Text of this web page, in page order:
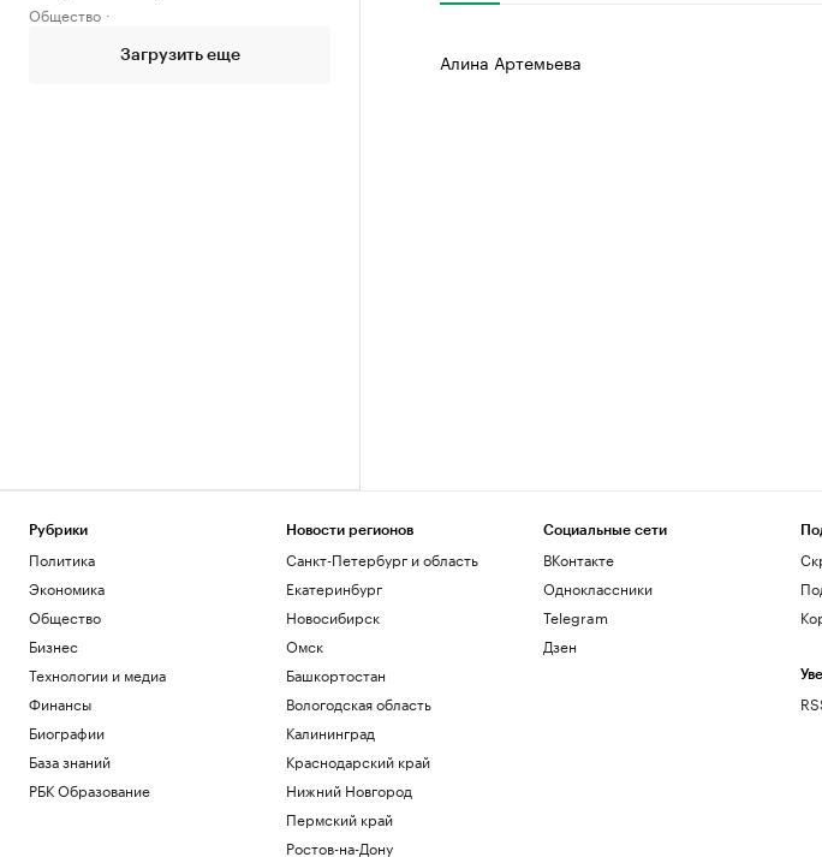
Общество
Загрузить еще Алина Артемьева
Рубрики
Политика
Экономика
Общество
Бизнес
Технологии и медиа
Финансы
Биографии
База знаний
РБК Образование
Новости регионов
Санкт-Петербург и область
Екатеринбург
Новосибирск
Омск
Башкортостан
Вологодская область
Калининград
Краснодарский край
Нижний Новгород
Пермский край
Ростов-на-Дону
Социальные сети
ВКонтакте
Одноклассники
Telegram
Дзен